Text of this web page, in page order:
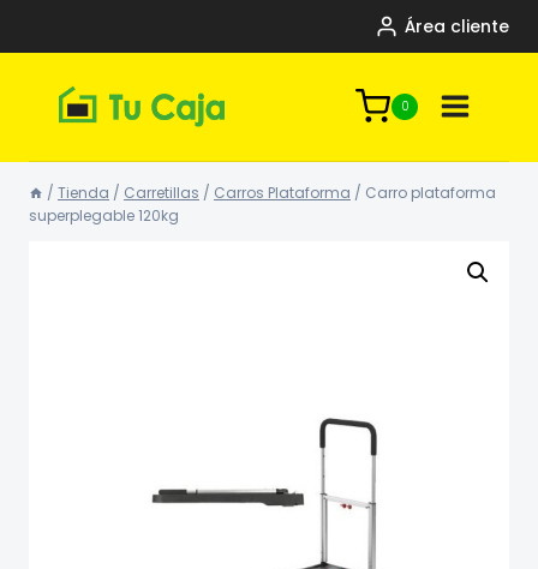
Área cliente
0
/ Tienda / Carretillas / Carros Plataforma / Carro plataforma
superplegable 120kg